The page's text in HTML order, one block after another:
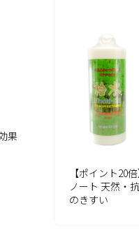
果
【ポイント20
ノート 天然・
のきすい